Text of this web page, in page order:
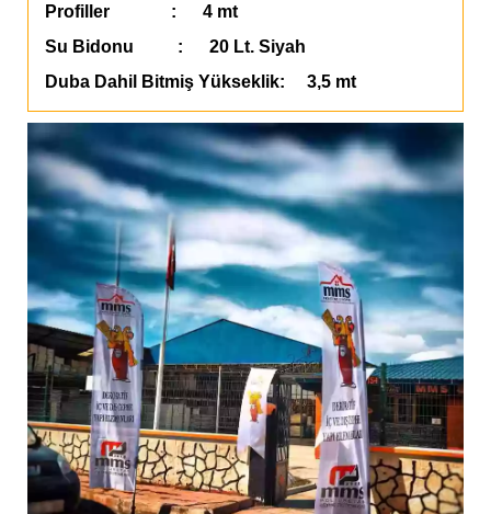
Profiller : 4 mt
Su Bidonu : 20 Lt. Siyah
Duba Dahil Bitmiş Yükseklik: 3,5 mt